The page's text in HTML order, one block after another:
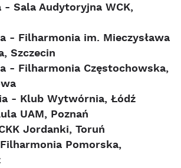
Sala Audytoryjna WCK,
- Filharmonia im. Mieczysława
Szczecin
- Filharmonia Częstochowska,
- Klub Wytwórnia, Łódź
UAM, Poznań
Jordanki, Toruń
Pomorska,